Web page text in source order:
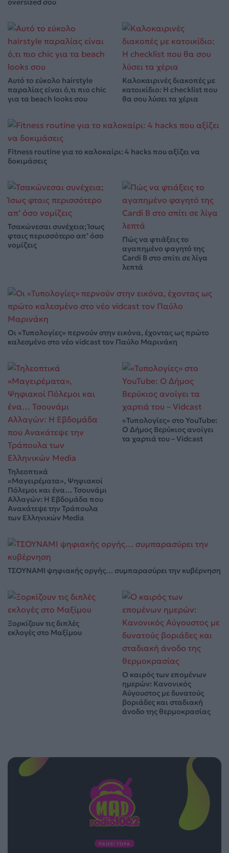
oversized σου
Αυτό το εύκολο hairstyle
παραλίας είναι ό,τι πιο chic
για τα beach looks σου
Καλοκαιρινές διακοπές με
κατοικίδιο: Η checklist που
θα σου λύσει τα χέρια
Fitness routine για το καλοκαίρι: 4 hacks που αξίζει να
δοκιμάσεις
Τσακώνεσαι συνέχεια; Ίσως
φταις περισσότερο απ’ όσο
νομίζεις
Πώς να φτιάξεις το
αγαπημένο φαγητό της
Cardi B στο σπίτι σε λίγα
λεπτά
Οι «Τυπολογίες» περνούν στην εικόνα, έχοντας ως πρώτο
καλεσμένο στο νέο vidcast τον Παύλο Μαρινάκη
Τηλεοπτικά
«Μαγειρέματα», Ψηφιακοί
Πόλεμοι και ένα… Τσουνάμι
Αλλαγών: Η Εβδομάδα που
Ανακάτεψε την Τράπουλα
των Ελληνικών Media
«Τυπολογίες» στο YouTube:
Ο Δήμος Βερύκιος ανοίγει
τα χαρτιά του – Vidcast
ΤΣΟΥΝΑΜΙ ψηφιακής οργής… συμπαρασύρει την κυβέρνηση
Ξορκίζουν τις διπλές
εκλογές στο Μαξίμου
Ο καιρός των επομένων
ημερών: Κανονικός
Αύγουστος με δυνατούς
βοριάδες και σταδιακή
άνοδο της θερμοκρασίας
ΠΑΙΖΕΙ ΤΩΡΑ